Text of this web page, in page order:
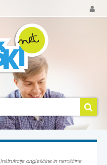
Inštrukcije angleščine in nemščine